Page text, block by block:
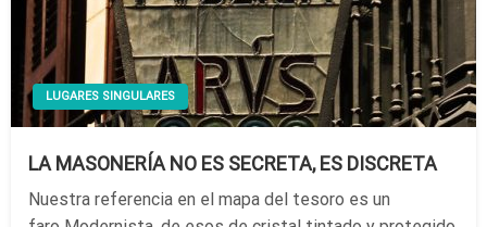
LUGARES SINGULARES
LA MASONERÍA NO ES SECRETA, ES DISCRETA
Nuestra referencia en el mapa del tesoro es un